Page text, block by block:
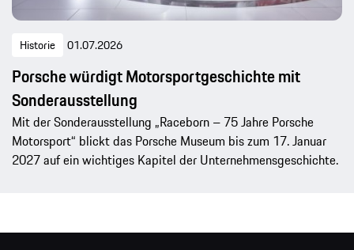
Historie 01.07.2026
Porsche würdigt Motorsportgeschichte mit
Sonderausstellung
Mit der Sonderausstellung „Raceborn – 75 Jahre Porsche
Motorsport“ blickt das Porsche Museum bis zum 17. Januar
2027 auf ein wichtiges Kapitel der Unternehmensgeschichte.